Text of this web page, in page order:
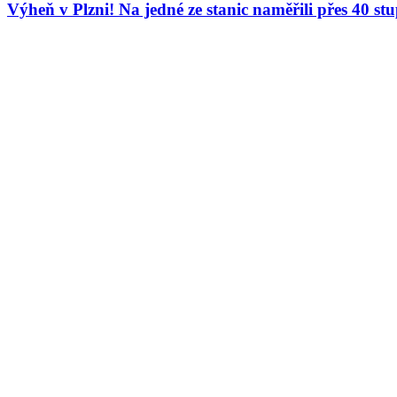
Výheň v Plzni! Na jedné ze stanic naměřili přes 40